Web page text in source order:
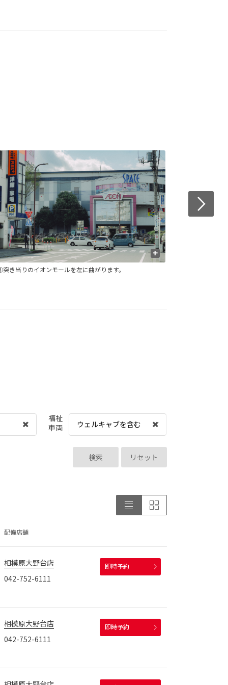
+
き当りのイオンモールを左に曲がります。
福祉
車両
ウェルキャブを含む
検索 リセット
配備店舗
相模原大野台店
042-752-6111
即時予約
相模原大野台店
042-752-6111
即時予約